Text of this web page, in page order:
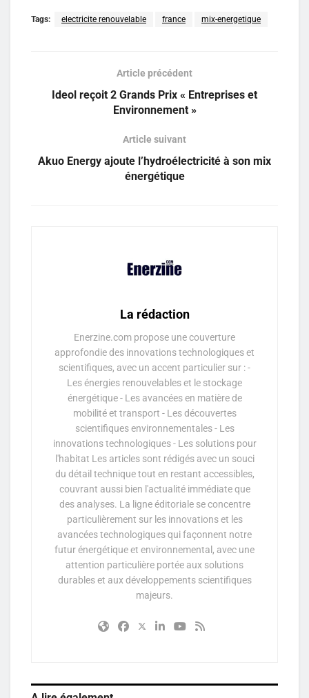
Tags: electricite renouvelable france mix-energetique
Article précédent
Ideol reçoit 2 Grands Prix « Entreprises et
Environnement »
Article suivant
Akuo Energy ajoute l’hydroélectricité à son mix
énergétique
La rédaction
Enerzine.com propose une couverture
approfondie des innovations technologiques et
scientifiques, avec un accent particulier sur : -
Les énergies renouvelables et le stockage
énergétique - Les avancées en matière de
mobilité et transport - Les découvertes
scientifiques environnementales - Les
innovations technologiques - Les solutions pour
l'habitat Les articles sont rédigés avec un souci
du détail technique tout en restant accessibles,
couvrant aussi bien l'actualité immédiate que
des analyses. La ligne éditoriale se concentre
particulièrement sur les innovations et les
avancées technologiques qui façonnent notre
futur énergétique et environnemental, avec une
attention particulière portée aux solutions
durables et aux développements scientifiques
majeurs.